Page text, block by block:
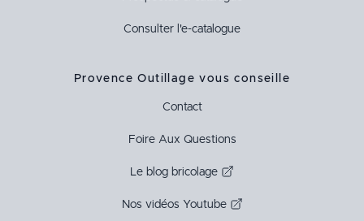
Consulter l'e-catalogue
Provence Outillage vous conseille
Contact
Foire Aux Questions
Le blog bricolage
Nos vidéos Youtube